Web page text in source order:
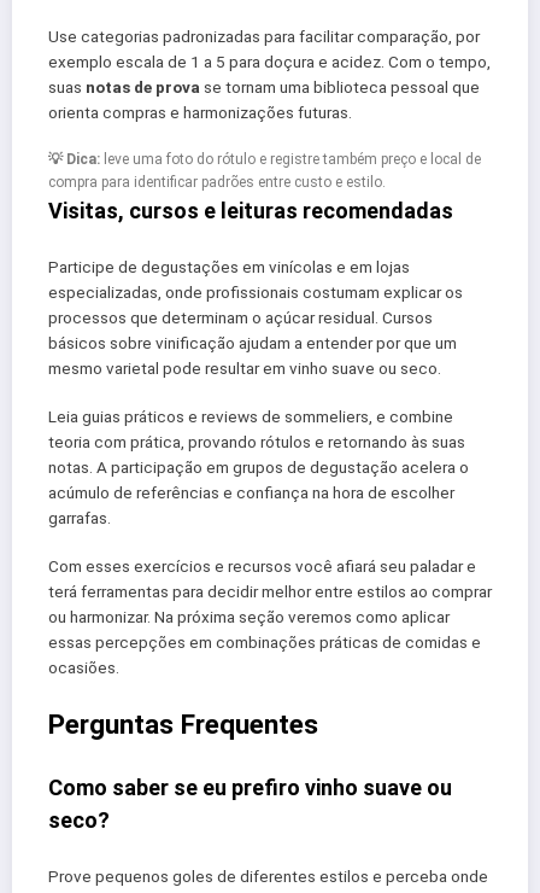
Use categorias padronizadas para facilitar comparação, por
exemplo escala de 1 a 5 para doçura e acidez. Com o tempo,
suas notas de prova se tornam uma biblioteca pessoal que
orienta compras e harmonizações futuras.
💡 Dica: leve uma foto do rótulo e registre também preço e local de
compra para identificar padrões entre custo e estilo.
Visitas, cursos e leituras recomendadas
Participe de degustações em vinícolas e em lojas
especializadas, onde profissionais costumam explicar os
processos que determinam o açúcar residual. Cursos
básicos sobre vinificação ajudam a entender por que um
mesmo varietal pode resultar em vinho suave ou seco.
Leia guias práticos e reviews de sommeliers, e combine
teoria com prática, provando rótulos e retornando às suas
notas. A participação em grupos de degustação acelera o
acúmulo de referências e confiança na hora de escolher
garrafas.
Com esses exercícios e recursos você afiará seu paladar e
terá ferramentas para decidir melhor entre estilos ao comprar
ou harmonizar. Na próxima seção veremos como aplicar
essas percepções em combinações práticas de comidas e
ocasiões.
Perguntas Frequentes
Como saber se eu prefiro vinho suave ou
seco?
Prove pequenos goles de diferentes estilos e perceba onde